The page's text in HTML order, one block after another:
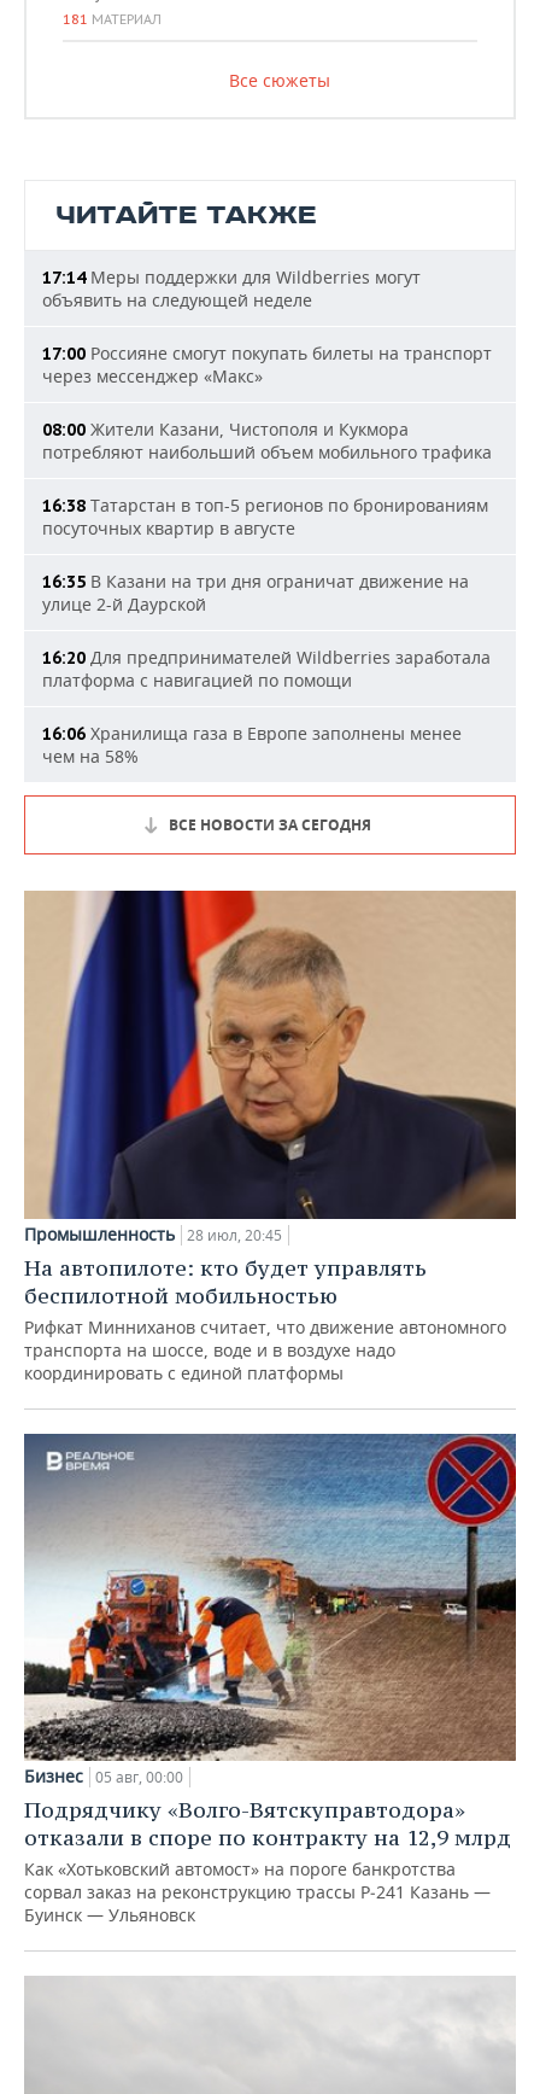
181 МАТЕРИАЛ
Все сюжеты
ЧИТАЙТЕ ТАКЖЕ
17:14Меры поддержки для Wildberries могут
объявить на следующей неделе
17:00 Россияне смогут покупать билеты на транспорт
через мессенджер «Макс»
08:00 Жители Казани, Чистополя и Кукмора
потребляют наибольший объем мобильного трафика
16:38 Татарстан в топ-5 регионов по бронированиям
посуточных квартир в августе
16:35 В Казани на три дня ограничат движение на
улице 2-й Даурской
16:20 Для предпринимателей Wildberries заработала
платформа с навигацией по помощи
16:06 Хранилища газа в Европе заполнены менее
чем на 58%
ВСЕ НОВОСТИ ЗА СЕГОДНЯ
Промышленность 28 июл, 20:45
На автопилоте: кто будет управлять
беспилотной мобильностью
Рифкат Минниханов считает, что движение автономного
транспорта на шоссе, воде и в воздухе надо
координировать с единой платформы
Бизнес 05 авг, 00:00
Подрядчику «Волго-Вятскуправтодора»
отказали в споре по контракту на 12,9 млрд
Как «Хотьковский автомост» на пороге банкротства
сорвал заказ на реконструкцию трассы Р‑241 Казань —
Буинск — Ульяновск